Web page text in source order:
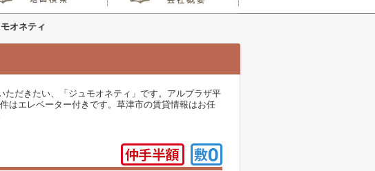
オネティ
だきたい、「ジュモオネティ」です。アルプラザ平
はエレベーター付きです。草津市の賃貸情報はお任